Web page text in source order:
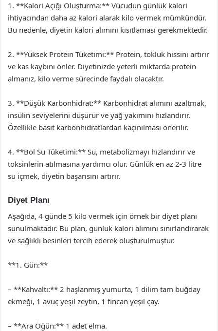
1. **Kalori Açığı Oluşturma:** Vücudun günlük kalori
ihtiyacından daha az kalori alarak kilo vermek mümkündür.
Bu nedenle, diyetin kalori alımını kısıtlaması gerekmektedir.
2. **Yüksek Protein Tüketimi:** Protein, tokluk hissini artırır
ve kas kaybını önler. Diyetinizde yeterli miktarda protein
almanız, kilo verme sürecinde faydalı olacaktır.
3. **Düşük Karbonhidrat:** Karbonhidrat alımını azaltmak,
insülin seviyelerini düşürür ve yağ yakımını hızlandırır.
Özellikle basit karbonhidratlardan kaçınılması önerilir.
4. **Bol Su Tüketimi:** Su, metabolizmayı hızlandırır ve
toksinlerin atılmasına yardımcı olur. Günlük en az 2-3 litre
su içmek, diyetin başarısını artırır.
Diyet Planı
Aşağıda, 4 günde 5 kilo vermek için örnek bir diyet planı
sunulmaktadır. Bu plan, günlük kalori alımını sınırlandırarak
ve sağlıklı besinleri tercih ederek oluşturulmuştur.
**1. Gün:**
– **Kahvaltı:** 2 haşlanmış yumurta, 1 dilim tam buğday
ekmeği, 1 avuç yeşil zeytin, 1 fincan yeşil çay.
– **Ara Öğün:** 1 adet elma.